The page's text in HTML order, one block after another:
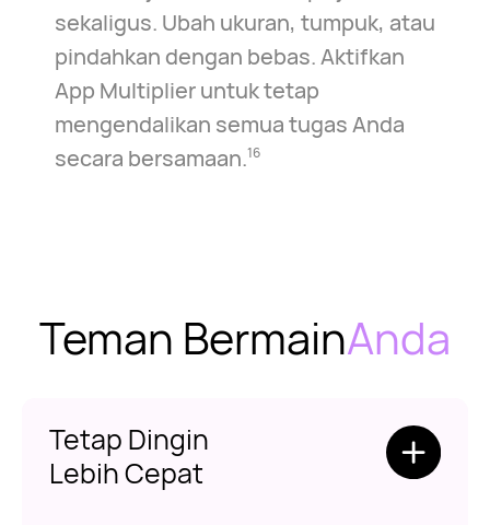
sekaligus. Ubah ukuran, tumpuk, atau
pindahkan dengan bebas. Aktifkan
App Multiplier untuk tetap
mengendalikan semua tugas Anda
secara bersamaan.16
Teman BermainAnda
Tetap Dingin
Lebih Cepat